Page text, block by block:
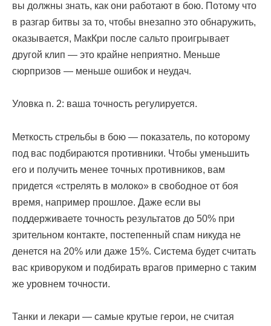
вы должны знать, как они работают в бою. Потому что
в разгар битвы за то, чтобы внезапно это обнаружить,
оказывается, МакКри после сальто проигрывает
другой клип — это крайне неприятно. Меньше
сюрпризов — меньше ошибок и неудач.
Уловка n. 2: ваша точность регулируется.
Меткость стрельбы в бою — показатель, по которому
под вас подбираются противники. Чтобы уменьшить
его и получить менее точных противников, вам
придется «стрелять в молоко» в свободное от боя
время, например прошлое. Даже если вы
поддерживаете точность результатов до 50% при
зрительном контакте, постепенный спам никуда не
денется на 20% или даже 15%. Система будет считать
вас криворуком и подбирать врагов примерно с таким
же уровнем точности.
Танки и лекари — самые крутые герои, не считая